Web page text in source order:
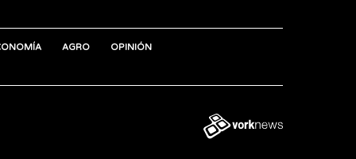
AGRO
OPINIÓN